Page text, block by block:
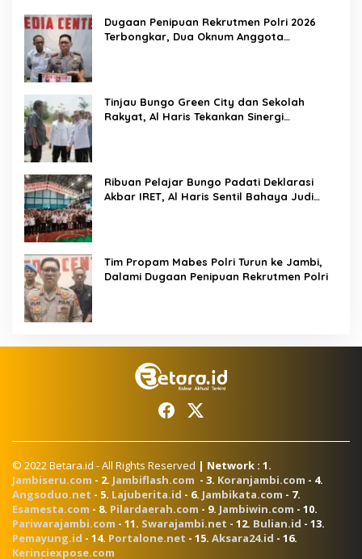
Dugaan Penipuan Rekrutmen Polri 2026
Terbongkar, Dua Oknum Anggota
Tinjau Bungo Green City dan Sekolah
Rakyat, Al Haris Tekankan Sinergi
Ribuan Pelajar Bungo Padati Deklarasi
Akbar IRET, Al Haris Sentil Bahaya Judi
Tim Propam Mabes Polri Turun ke Jambi,
Dalami Dugaan Penipuan Rekrutmen Polri
© 2022 Betara.id - All Rights Reserved | Network : 1.
Jambiseru.com - 2. Jambiflash.com - 3. Koranjambi.com - 4.
Angsoduo.net - 5. Lajuberita.id - 6. Jambikata.com - 7.
Esamesta.com - 8. Pilardaerah.com - 9. Jambiwin.com - 10.
Pariwarajambi.com - 11. Swarajambi.net - 12. Bulian.id - 13.
Pemayung.id - 14. Portalone.net - 15. Aksara24.id - 16.
Kerinciexpose.com